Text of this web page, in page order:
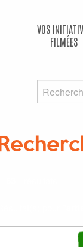
VOS
FILMÉES